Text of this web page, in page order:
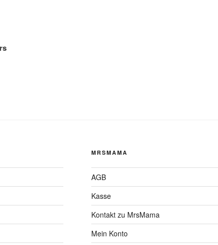
MRSMAMA
AGB
Kasse
Kontakt zu MrsMama
Mein Konto